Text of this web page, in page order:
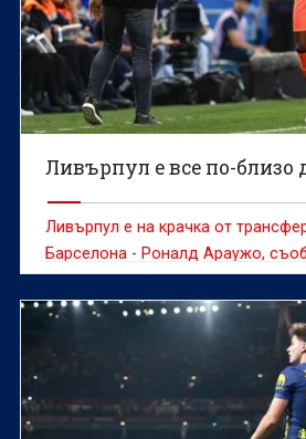
Ливърпул е все по-близо
Ливърпул е на крачка от
Барселона - Роналд Араужо,